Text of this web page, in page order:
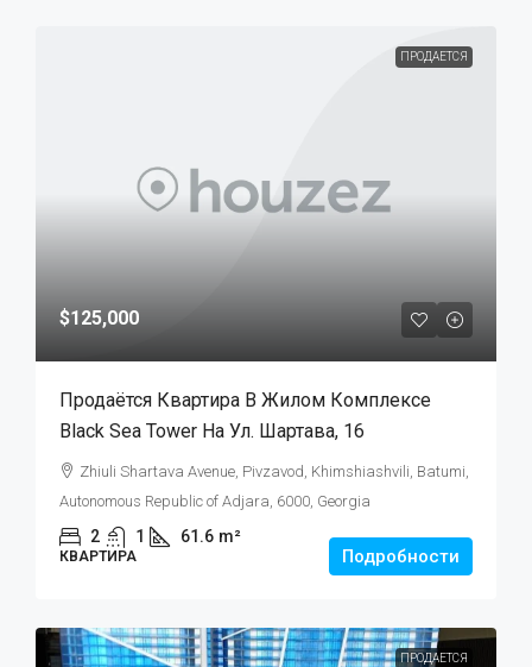
ПРОДАЕТСЯ
$125,000
Продаётся Квартира В Жилом Комплексе
Black Sea Tower На Ул. Шартава, 16
Zhiuli Shartava Avenue, Pivzavod, Khimshiashvili, Batumi,
Autonomous Republic of Adjara, 6000, Georgia
2 1 61.6 m²
КВАРТИРА Подробности
ПРОДАЕТСЯ